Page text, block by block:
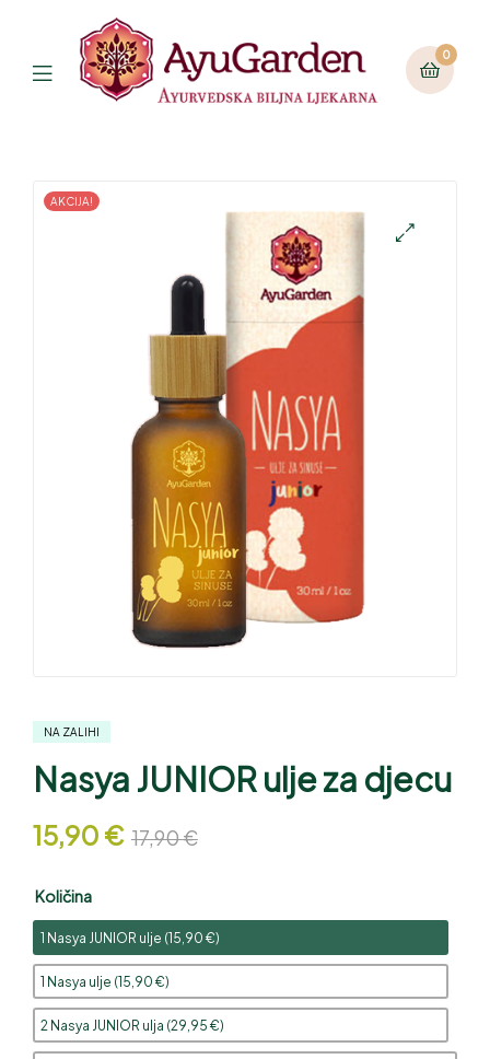
0
AKCIJA!
NA ZALIHI
Nasya JUNIOR ulje za djecu
17,90€
15,90 €
Količina
1 Nasya JUNIOR ulje (15,90 €)
1 Nasya ulje (15,90 €)
2 Nasya JUNIOR ulja (29,95 €)